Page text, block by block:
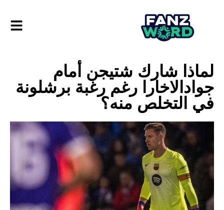
لماذا شارك شتيجن أمام
جوادالاخارا رغم رغبة برشلونة
في التخلص منه؟